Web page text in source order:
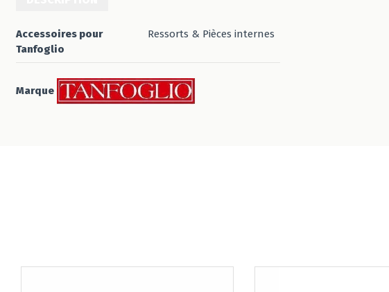
Accessoires pour
Tanfoglio
Ressorts & Pièces internes
Marque